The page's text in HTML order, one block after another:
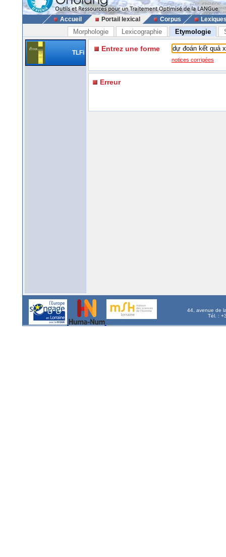
Accueil Portail lexical Corpus
Morphologie Lexicographie Etymologie
TLFi Entrez une forme
notices corrigées
Erreur
44, avenue de
Tél. :